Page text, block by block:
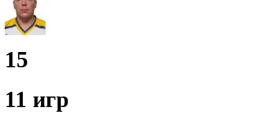
15
11 игр